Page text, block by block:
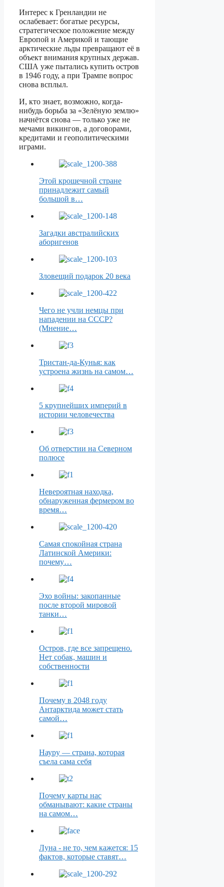
Интерес к Гренландии не
ослабевает: богатые ресурсы,
стратегическое положение между
Европой и Америкой и тающие
арктические льды превращают её в
объект внимания крупных держав.
США уже пытались купить остров
в 1946 году, а при Трампе вопрос
снова всплыл.
И, кто знает, возможно, когда-
нибудь борьба за «Зелёную землю»
начнётся снова — только уже не
мечами викингов, а договорами,
кредитами и геополитическими
играми.
Этой крошечной стране
принадлежит самый
большой в…
Загадки австралийских
аборигенов
Зловещий подарок 20 века
Чего не учли немцы при
нападении на СССР?
(Мнение…
Тристан-да-Кунья: как
устроена жизнь на самом…
5 крупнейших империй в
истории человечества
Об отверстии на Северном
полюсе
Невероятная находка,
обнаруженная фермером во
время…
Самая спокойная страна
Латинской Америки:
почему…
Эхо войны: закопанные
после второй мировой
танки…
Остров, где все запрещено.
Нет собак, машин и
собственности
Почему в 2048 году
Антарктида может стать
самой…
Науру — страна, которая
съела сама себя
Почему карты нас
обманывают: какие страны
на самом…
Луна - не то, чем кажется: 15
фактов, которые ставят…